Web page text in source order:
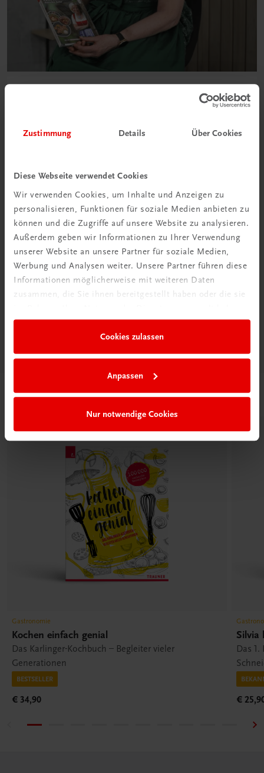
Zustimmung Details Über Cookies
Diese Webseite verwendet Cookies
Wir verwenden Cookies, um Inhalte und Anzeigen zu
personalisieren, Funktionen für soziale Medien anbieten zu
können und die Zugriffe auf unsere Website zu analysieren.
Außerdem geben wir Informationen zu Ihrer Verwendung
unserer Website an unsere Partner für soziale Medien,
Werbung und Analysen weiter. Unsere Partner führen diese
Informationen möglicherweise mit weiteren Daten
zusammen, die Sie ihnen bereitgestellt haben oder die sie
Cookies zulassen
Anpassen
Nur notwendige Cookies
Ich bin Seminarbäuerin und liebe gutes Essen
und regionale Produkte. Dieses vierte Kochbuch
ist das absolut vielseitigste.
Elfriede Schachinger (Autorin)
Passende Produkte
Gastronomie
Kochen einfach genial
Das Karlinger-Kochbuch – Begleiter vieler
Generationen
BESTSELLER
€ 34,90
Silvia
Das
€